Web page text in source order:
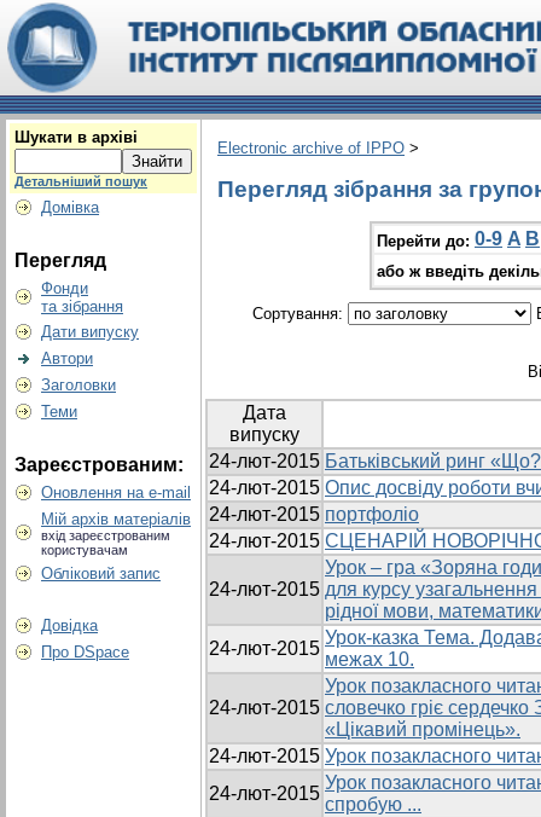
Шукати в архіві
Детальніший пошук
Домівка
Перегляд
Фонди
та зібрання
Дати випуску
Автори
Заголовки
Теми
Зареєстрованим:
Оновлення на e-mail
Мій архів матеріалів
вхід зареєстрованим
користувачам
Обліковий запис
Довідка
Про DSpace
Electronic archive of IPPO >
Перегляд зібрання за
Перейти до: 0-9 A B
або ж введіть
Сортування:
Дата
випуску
24-лют-2015 Батьківський ринг
24-лют-2015 Опис досвіду роботи
24-лют-2015 портфоліо
24-лют-2015 СЦЕНАРІЙ
24-лют-2015
Урок – гра «Зоряна
для курсу узагальнення
рідної мови,
24-лют-2015
Урок-казка Тема.
межах 10.
24-лют-2015
Урок позакласного
словечко гріє
«Цікавий промінець».
24-лют-2015 Урок позакласного
24-лют-2015
Урок позакласного
спробую ...